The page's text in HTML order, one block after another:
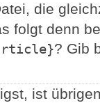
die
folgt denn
? Gib
ist